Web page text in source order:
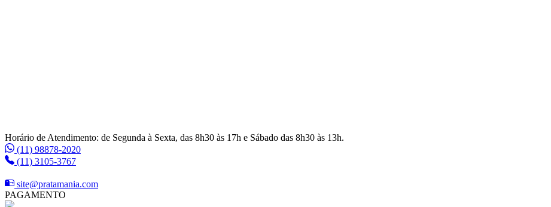
Horário de Atendimento: de Segunda à Sexta, das 8h30 às 17h e Sábado das 8h30 às 13h.
(11) 98878-2020
(11) 3105-3767
site@pratamania.com
PAGAMENTO